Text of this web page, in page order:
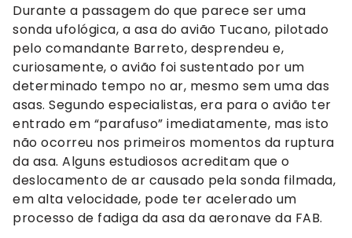
Durante a passagem do que parece ser uma
sonda ufológica, a asa do avião Tucano, pilotado
pelo comandante Barreto, desprendeu e,
curiosamente, o avião foi sustentado por um
determinado tempo no ar, mesmo sem uma das
asas. Segundo especialistas, era para o avião ter
entrado em “parafuso” imediatamente, mas isto
não ocorreu nos primeiros momentos da ruptura
da asa. Alguns estudiosos acreditam que o
deslocamento de ar causado pela sonda filmada,
em alta velocidade, pode ter acelerado um
processo de fadiga da asa da aeronave da FAB.